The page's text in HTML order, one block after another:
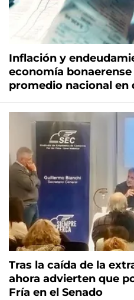
Inflación y
economía
promedio nacional en
Tras la caída de la
ahora advierten que
Fría en el Senado